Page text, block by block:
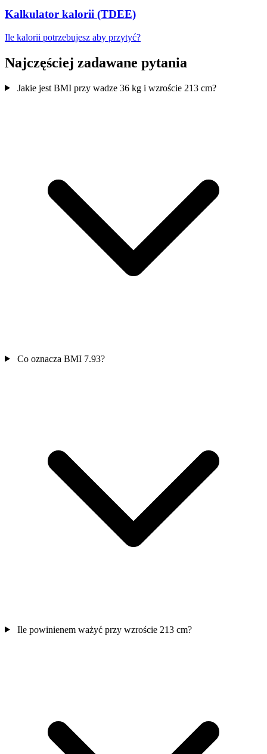
Kalkulator kalorii (TDEE)
Ile kalorii potrzebujesz aby przytyć?
Najczęściej zadawane pytania
Jakie jest BMI przy wadze 36 kg i wzroście 213 cm?
Co oznacza BMI 7.93?
Ile powinienem ważyć przy wzroście 213 cm?